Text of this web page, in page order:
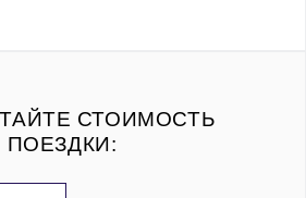
СТОИМОСТЬ
ПОЕЗДКИ: